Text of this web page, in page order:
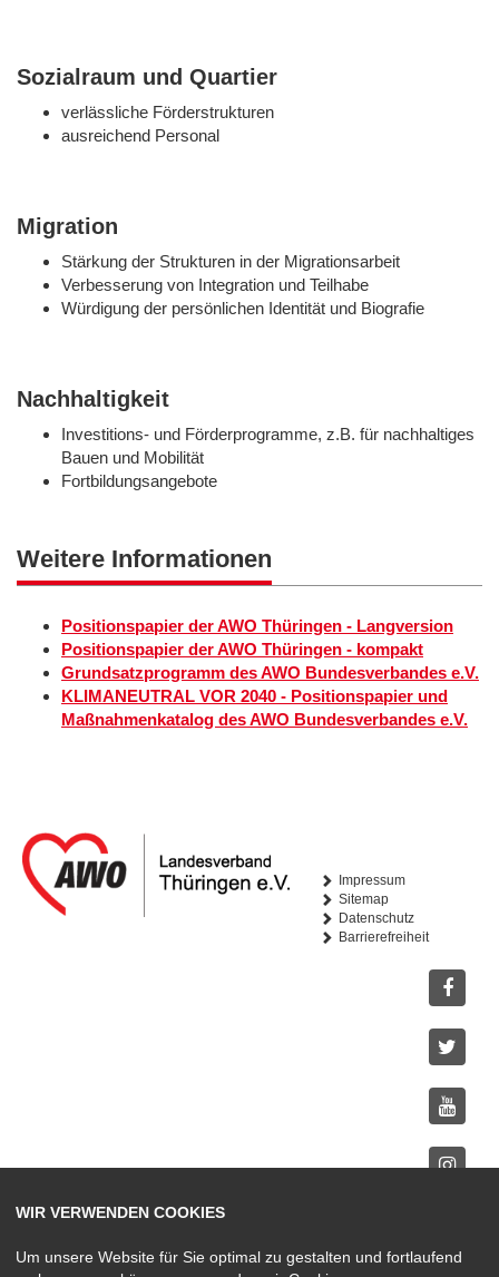
Sozialraum und Quartier
verlässliche Förderstrukturen
ausreichend Personal
Migration
Stärkung der Strukturen in der Migrationsarbeit
Verbesserung von Integration und Teilhabe
Würdigung der persönlichen Identität und Biografie
Nachhaltigkeit
Investitions- und Förderprogramme, z.B. für nachhaltiges
Bauen und Mobilität
Fortbildungsangebote
Weitere Informationen
Positionspapier der AWO Thüringen - Langversion
Positionspapier der AWO Thüringen - kompakt
Grundsatzprogramm des AWO Bundesverbandes e.V.
KLIMANEUTRAL VOR 2040 - Positionspapier und
Maßnahmenkatalog des AWO Bundesverbandes e.V.
Impressum
Sitemap
Datenschutz
Barrierefreiheit
WIR VERWENDEN COOKIES
Um unsere Website für Sie optimal zu gestalten und fortlaufend